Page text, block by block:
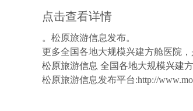
点击查看详情
。松原旅游信息发布。
更多全国各地大规模兴建方舱医院
松原旅游信息 全国各地大规模兴建
松原旅游信息发布平台:http://